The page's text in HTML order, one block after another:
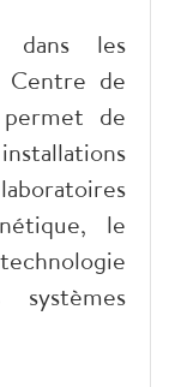
dans les
Centre de
de
le